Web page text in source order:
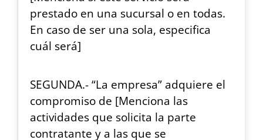
prestado en una sucursal o en todas.
En caso de ser una sola, especifica
cuál será]
SEGUNDA.- “La empresa” adquiere el
compromiso de [Menciona las
actividades que solicita la parte
contratante y a las que se